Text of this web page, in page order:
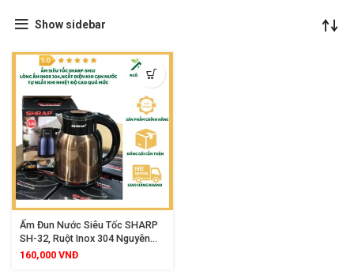
Show sidebar
Ấm Đun Nước Siêu Tốc SHARP
SH-32, Ruột Inox 304 Nguyên
Khối, Dung Tích 3L, Đun Nhanh
160,000 VNĐ